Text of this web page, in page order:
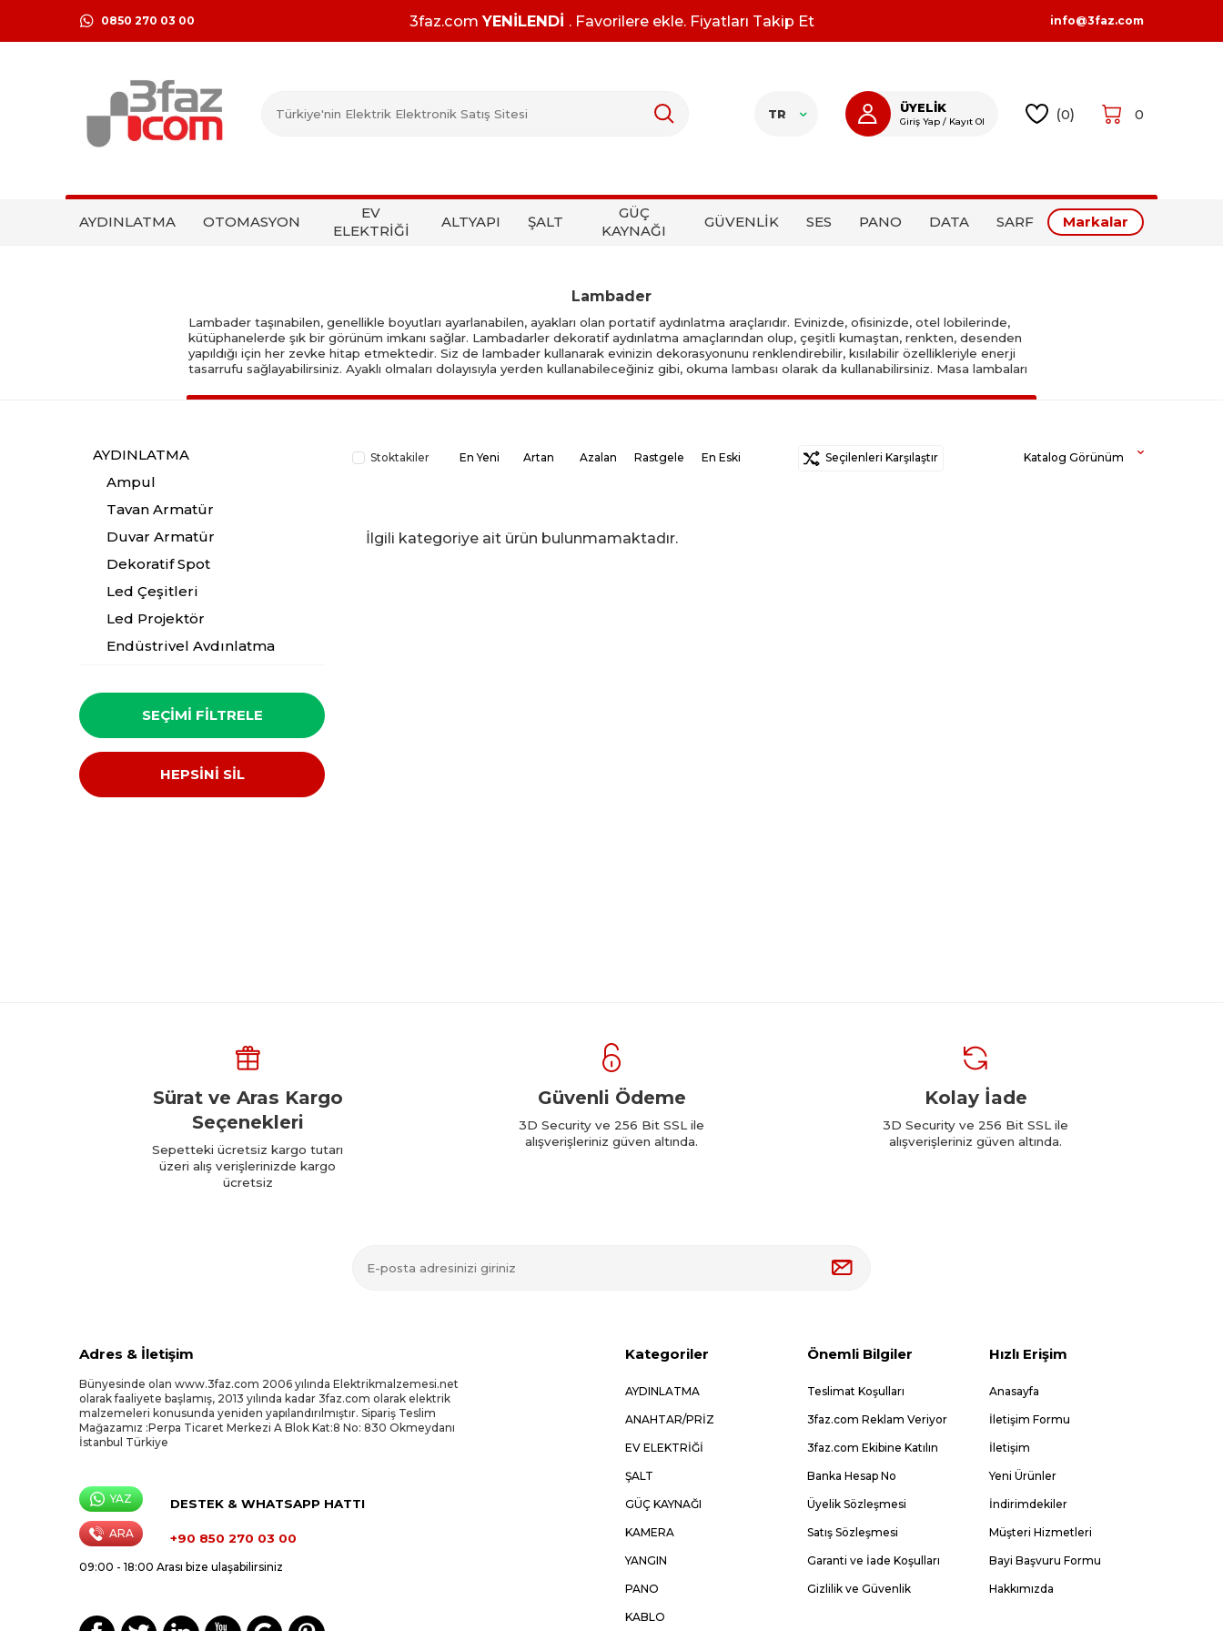
0850 270 03 00 3faz.comYENİLENDİ . Favorilere ekle. Fiyatları Takip Et info@3faz.com
TR ÜYELİK
Giriş Yap / Kayıt Ol (0) 0
AYDINLATMA OTOMASYON
EV
ELEKTRİĞİ
ALTYAPI ŞALT
GÜÇ
KAYNAĞI
GÜVENLİK SES PANO DATA SARF Markalar
Lambader
Lambader taşınabilen, genellikle boyutları ayarlanabilen, ayakları olan portatif aydınlatma araçlarıdır. Evinizde, ofisinizde, otel lobilerinde,
kütüphanelerde şık bir görünüm imkanı sağlar. Lambadarler dekoratif aydınlatma amaçlarından olup, çeşitli kumaştan, renkten, desenden
yapıldığı için her zevke hitap etmektedir. Siz de lambader kullanarak evinizin dekorasyonunu renklendirebilir, kısılabilir özellikleriyle enerji
tasarrufu sağlayabilirsiniz. Ayaklı olmaları dolayısıyla yerden kullanabileceğiniz gibi, okuma lambası olarak da kullanabilirsiniz. Masa lambaları
AYDINLATMA
Ampul
Tavan Armatür
Duvar Armatür
Dekoratif Spot
Led Çeşitleri
Led Projektör
Endüstriyel Aydınlatma
Duy Çeşitleri
Aksesuar
SEÇIMI FILTRELE
HEPSİNİ SİL
Stoktakiler En Yeni Artan Azalan Rastgele En Eski Seçilenleri Karşılaştır Katalog Görünüm
İlgili kategoriye ait ürün bulunmamaktadır.
Sürat ve Aras Kargo
Seçenekleri
Sepetteki ücretsiz kargo tutarı
üzeri alış verişlerinizde kargo
ücretsiz
Güvenli Ödeme
3D Security ve 256 Bit SSL ile
alışverişleriniz güven altında.
Kolay İade
3D Security ve 256 Bit SSL ile
alışverişleriniz güven altında.
Adres & İletişim
Bünyesinde olan www.3faz.com 2006 yılında Elektrikmalzemesi.net
olarak faaliyete başlamış, 2013 yılında kadar 3faz.com olarak elektrik
malzemeleri konusunda yeniden yapılandırılmıştır. Sipariş Teslim
Mağazamız :Perpa Ticaret Merkezi A Blok Kat:8 No: 830 Okmeydanı
İstanbul Türkiye
YAZ DESTEK & WHATSAPP HATTI
ARA +90 850 270 03 00
09:00 - 18:00 Arası bize ulaşabilirsiniz
Kategoriler
AYDINLATMA
ANAHTAR/PRİZ
EV ELEKTRİĞİ
ŞALT
GÜÇ KAYNAĞI
KAMERA
YANGIN
PANO
KABLO
Önemli Bilgiler
Teslimat Koşulları
3faz.com Reklam Veriyor
3faz.com Ekibine Katılın
Banka Hesap No
Üyelik Sözleşmesi
Satış Sözleşmesi
Garanti ve İade Koşulları
Gizlilik ve Güvenlik
Hızlı Erişim
Anasayfa
İletişim Formu
İletişim
Yeni Ürünler
İndirimdekiler
Müşteri Hizmetleri
Bayi Başvuru Formu
Hakkımızda